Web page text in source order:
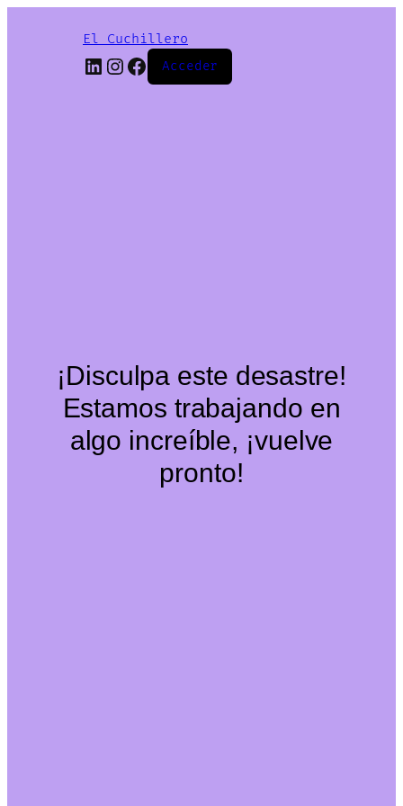
El Cuchillero
LinkedIn
Instagram
Facebook
Acceder
¡Disculpa este desastre!
Estamos trabajando en
algo increíble, ¡vuelve
pronto!